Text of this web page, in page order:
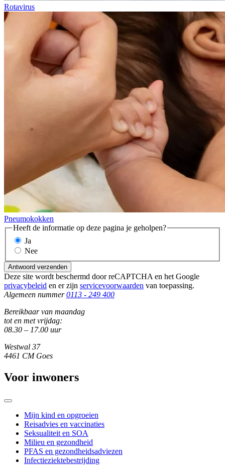
Rotavirus
Pneumokokken
Heeft de informatie op deze pagina je geholpen?
Ja
Nee
Antwoord verzenden
Deze site wordt beschermd door reCAPTCHA en het Google
privacybeleid en er zijn servicevoorwaarden van toepassing.
Algemeen nummer 0113 - 249 400
Bereikbaar van maandag
tot en met vrijdag:
08.30 – 17.00 uur
Westwal 37
4461 CM Goes
Voor inwoners
Mijn kind en opgroeien
Reisadvies en vaccinaties
Seksualiteit en SOA
Milieu en gezondheid
PFAS en gezondheidsadviezen
Infectieziektebestrijding